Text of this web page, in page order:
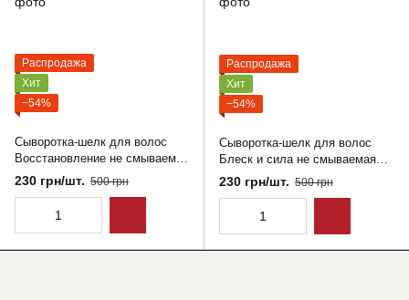
Распродажа
Хит
−54%
Сыворотка-шелк для волос
Восстановление не смываемая
100 мл
230 грн/шт. 500 грн
Распродажа
Хит
−54%
Сыворотка-шелк для волос
Блеск и сила не смываемая
100 мл
230 грн/шт. 500 грн